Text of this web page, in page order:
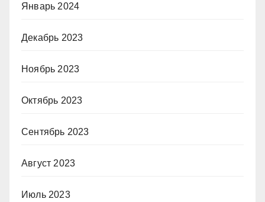
Январь 2024
Декабрь 2023
Ноябрь 2023
Октябрь 2023
Сентябрь 2023
Август 2023
Июль 2023